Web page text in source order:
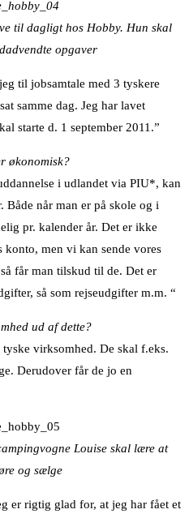
til dagligt hos Hobby. Hun skal
opgaver
til jobsamtale med 3 tyskere
samme dag. Jeg har lavet
starte d. 1 september 2011.”
økonomisk?
i udlandet via PIU*, kan
når man er på skole og i
pr. kalender år. Det er ikke
konto, men vi kan sende vores
får man tilskud til de. Det er
så som rejseudgifter m.m. “
ud af dette?
virksomhed. De skal f.eks.
Derudover får de jo en
Louise skal lære at
og sælge
er rigtig glad for, at jeg har fået et